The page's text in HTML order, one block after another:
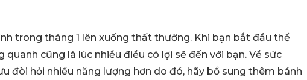
trong tháng 1 lên xuống thất thường. Khi bạn bắt đầu thể
quanh cũng là lúc nhiều điều có lợi sẽ đến với bạn. Về sức
đòi hỏi nhiều năng lượng hơn do đó, hãy bổ sung thêm bánh